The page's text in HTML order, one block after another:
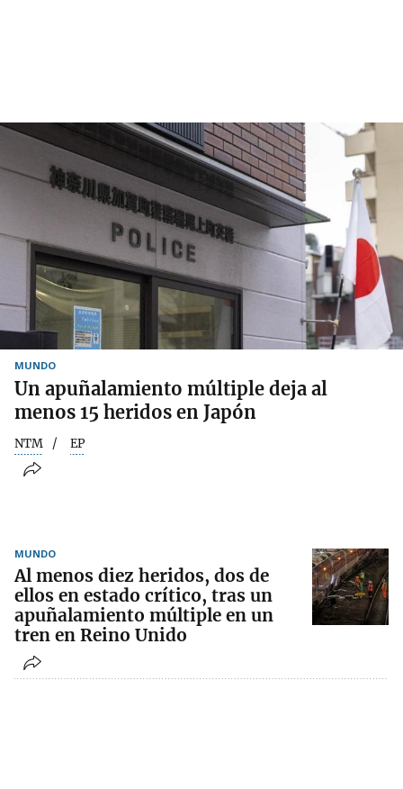
MUNDO
Un apuñalamiento múltiple deja al
menos 15 heridos en Japón
NTM EP
MUNDO
Al menos diez heridos, dos de
ellos en estado crítico, tras un
apuñalamiento múltiple en un
tren en Reino Unido